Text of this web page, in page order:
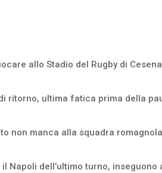
allo Stadio del Rugby di
ritorno, ultima fatica prima della
non manca alla squadra
dell’ultimo turno,